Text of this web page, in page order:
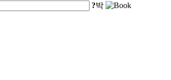
?박